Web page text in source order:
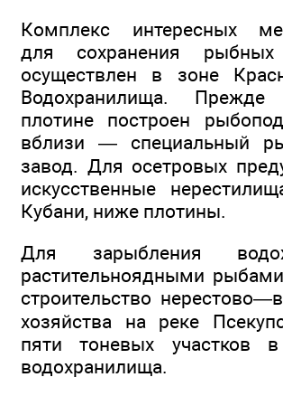
Комплекс интересных
для сохранения рыбных
осуществлен в зоне
Водохранилища.
плотине построен
вблизи — специальный
завод. Для осетровых
искусственные
Кубани, ниже плотины.
Для зарыбления
растительноядными
строительство
хозяйства на реке
пяти тоневых участков
водохранилища.